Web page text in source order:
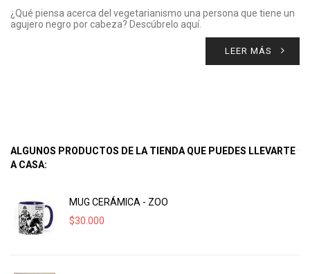
¿Qué piensa acerca del vegetarianismo una persona que tiene un
agujero negro por cabeza? Descúbrelo aquí.
LEER MÁS
ALGUNOS PRODUCTOS DE LA TIENDA QUE PUEDES LLEVARTE
A CASA:
MUG CERÁMICA - ZOO
$30.000